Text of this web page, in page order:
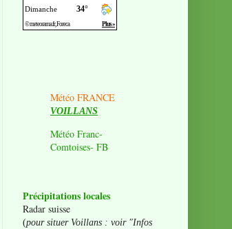
Météo FRANCE
VOILLANS
Météo Franc-
Comtoises- FB
Précipitations locales
Radar suisse
(pour situer Voillans : voir "Infos